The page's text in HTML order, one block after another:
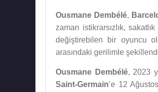
Ousmane Dembélé,
zaman istikrarsızlık,
değiştirebilen bir oyuncu
arasındaki gerilimle
Ousmane Dembélé, 2023
Saint-Germain’e 12